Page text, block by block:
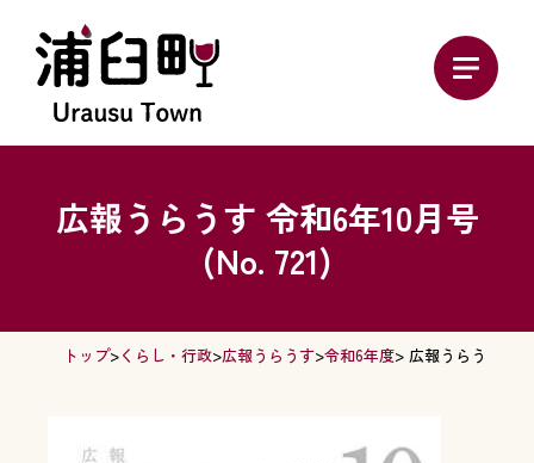
広報うらうす 令和6年10月号
(No. 721)
トップ>くらし・行政>広報うらうす>令和6年度> 広報うらうす 令